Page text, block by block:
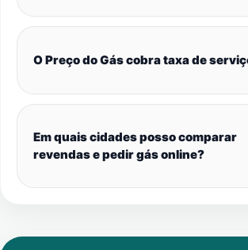
O Preço do Gás cobra taxa de
Em quais cidades posso comparar
revendas e pedir gás online?